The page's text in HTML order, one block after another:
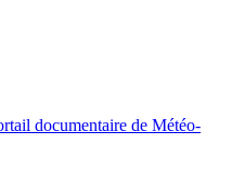
documentaire de Météo-